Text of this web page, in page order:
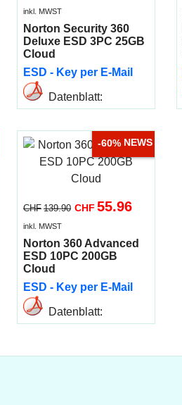
inkl. MWST
Norton Security 360
Deluxe ESD 3PC 25GB
Cloud
ESD - Key per E-Mail
Datenblatt:
-60%
CHF 139.90 CHF55.96
inkl. MWST
ESD 10PC 200GB
Cloud
ESD - Key per E-Mail